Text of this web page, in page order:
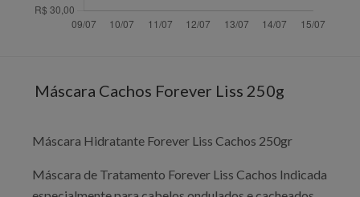
Máscara Cachos Forever Liss 250g
Máscara Hidratante Forever Liss Cachos 250gr
Máscara de Tratamento Forever Liss Cachos Indicada